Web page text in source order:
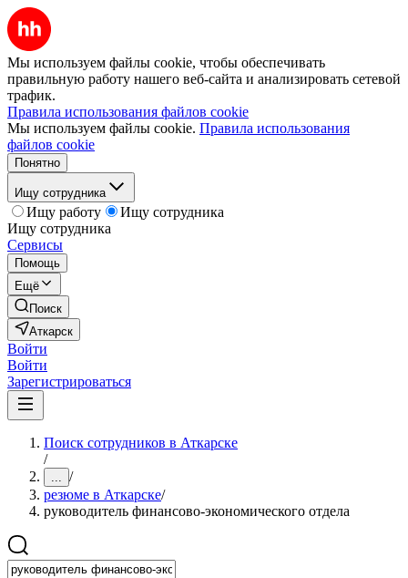
Мы используем файлы cookie, чтобы обеспечивать
правильную работу нашего веб-сайта и анализировать сетевой
трафик.
Правила использования файлов cookie
Мы используем файлы cookie. Правила использования
файлов cookie
Понятно
Ищу сотрудника
Ищу работу
Ищу сотрудника
Ищу сотрудника
Сервисы
Помощь
Ещё
Поиск
Аткарск
Войти
Войти
Зарегистрироваться
Поиск сотрудников в Аткарске
/
... /
резюме в Аткарске/
руководитель финансово-экономического отдела